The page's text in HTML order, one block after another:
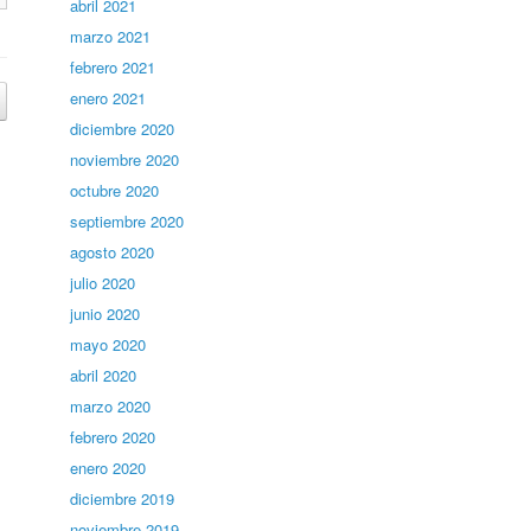
abril 2021
marzo 2021
febrero 2021
enero 2021
diciembre 2020
noviembre 2020
octubre 2020
septiembre 2020
agosto 2020
julio 2020
junio 2020
mayo 2020
abril 2020
marzo 2020
febrero 2020
enero 2020
diciembre 2019